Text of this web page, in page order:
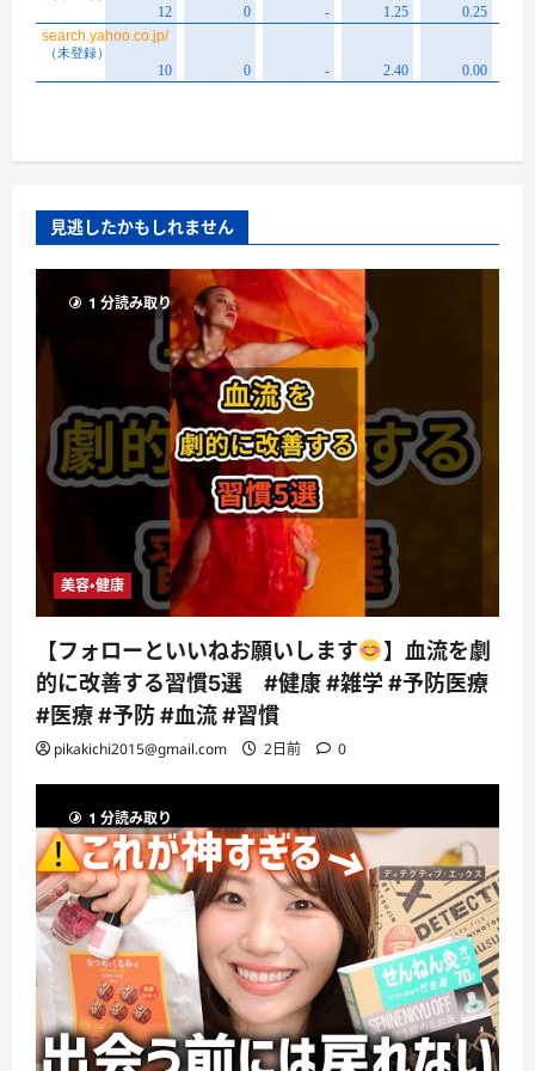
見逃したかもしれません
1 分読み取り
美容・健康
【フォローといいねお願いします
】血流を劇
的に改善する習慣5選 #健康 #雑学 #予防医療
#医療 #予防 #血流 #習慣
pikakichi2015@gmail.com 2日前 0
1 分読み取り